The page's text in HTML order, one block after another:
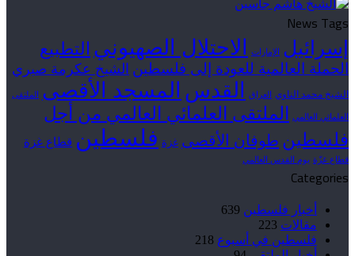
News Tags
إسرائيل الإمارات الاحتلال الصهيوني التطبيع
الحملة العالمية للعودة إلى فلسطين الشيخ عكرمة صبري
الشيخ محمد الناوي العراق القدس المسجد الأقصى الملتقى
العلمائي العالمي الملتقى العلمائي العالمي من أجل
فلسطين طوفان الأقصى غزة فلسطين قطاع غزة
قطاع غزّة يوم القدس العالمي
Categories
أخبار فلسطين 639
مقالات 223
فلسطين في أسبوع 218